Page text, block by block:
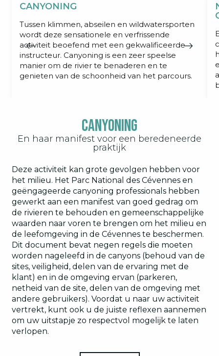
CANYONING
Tussen klimmen, abseilen en wildwatersporten
wordt deze sensationele en verfrissende
activiteit beoefend met een gekwalificeerde
instructeur. Canyoning is een zeer speelse
manier om de rivier te benaderen en te
genieten van de schoonheid van het parcours.
Canyoning
En haar manifest voor een beredeneerde
praktijk
Deze activiteit kan grote gevolgen hebben voor
het milieu. Het Parc National des Cévennes en
geëngageerde canyoning professionals hebben
gewerkt aan een manifest van goed gedrag om
de rivieren te behouden en gemeenschappelijke
waarden naar voren te brengen om het milieu en
de leefomgeving in de Cévennes te beschermen.
Dit document bevat negen regels die moeten
worden nageleefd in de canyons (behoud van de
sites, veiligheid, delen van de ervaring met de
klant) en in de omgeving ervan (parkeren,
netheid van de site, delen van de omgeving met
andere gebruikers). Voordat u naar uw activiteit
vertrekt, kunt ook u de juiste reflexen aannemen
om uw uitstapje zo respectvol mogelijk te laten
verlopen.